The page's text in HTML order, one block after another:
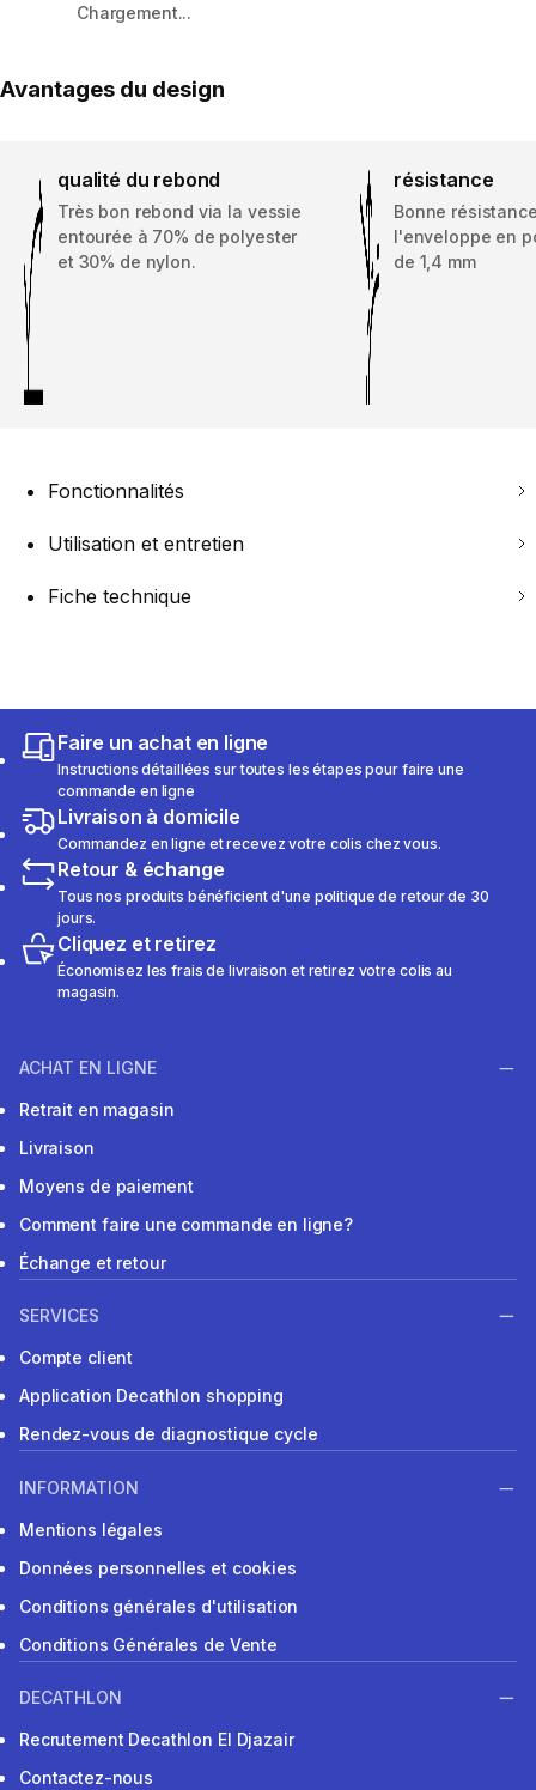
Chargement...
Avantages du design
qualité du rebond
Très bon rebond via la vessie
entourée à 70% de polyester
et 30% de nylon.
résistance
Bonne
l'enveloppe en
de 1,4 mm
Fonctionnalités
Utilisation et entretien
Fiche technique
Faire un achat en ligne
Instructions détaillées sur toutes les étapes pour faire une
commande en ligne
Livraison à domicile
Commandez en ligne et recevez votre colis chez vous.
Retour & échange
Tous nos produits bénéficient d'une politique de retour de 30
jours.
Cliquez et retirez
Économisez les frais de livraison et retirez votre colis au
magasin.
ACHAT EN LIGNE
Retrait en magasin
Livraison
Moyens de paiement
Comment faire une commande en ligne?
Échange et retour
SERVICES
Compte client
Application Decathlon shopping
Rendez-vous de diagnostique cycle
INFORMATION
Mentions légales
Données personnelles et cookies
Conditions générales d'utilisation
Conditions Générales de Vente
DECATHLON
Recrutement Decathlon El Djazair
Contactez-nous